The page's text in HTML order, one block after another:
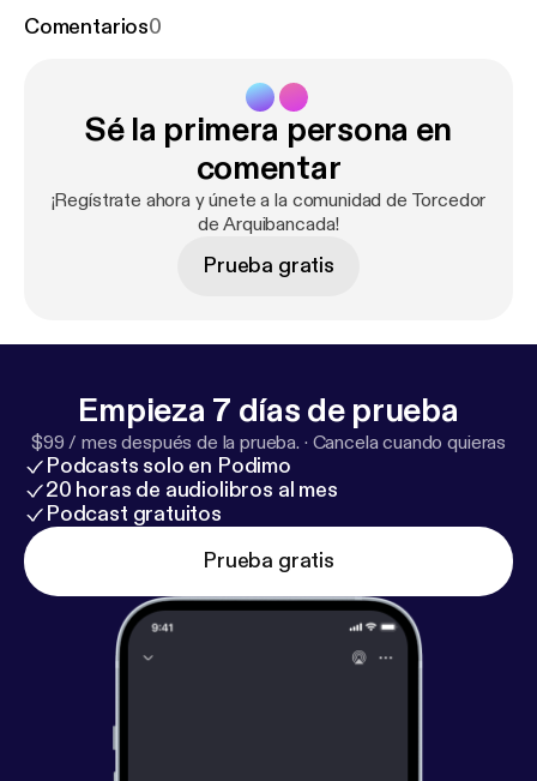
historia desse podcast? Veem com a gente e bora
Comentarios0
Sé la primera persona en
comentar
¡Regístrate ahora y únete a la comunidad de Torcedor
de Arquibancada!
Prueba gratis
Empieza 7 días de prueba
$99 / mes después de la prueba. · Cancela cuando quieras
Podcasts solo en Podimo
20 horas de audiolibros al mes
Podcast gratuitos
Prueba gratis